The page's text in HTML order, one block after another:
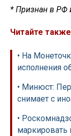
* Признан в РФ
Читайте
• На
исполнения
• Минюст:
снимает с
•
маркировать